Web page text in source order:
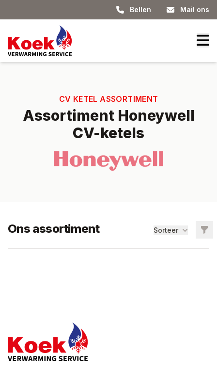
Bellen Mail ons
CV KETEL ASSORTIMENT
Assortiment Honeywell
CV-ketels
Ons assortiment Sorteer